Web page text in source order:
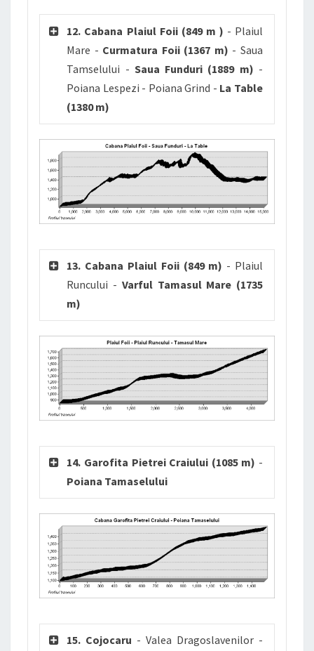
12. Cabana Plaiul Foii (849 m ) - Plaiul
Mare - Curmatura Foii (1367 m) - Saua
Tamselului - Saua Funduri (1889 m) -
Poiana Lespezi - Poiana Grind - La Table
(1380 m)
13. Cabana Plaiul Foii (849 m) - Plaiul
Runcului - Varful Tamasul Mare (1735
m)
14. Garofita Pietrei Craiului (1085 m) -
Poiana Tamaselului
15. Cojocaru - Valea Dragoslavenilor -